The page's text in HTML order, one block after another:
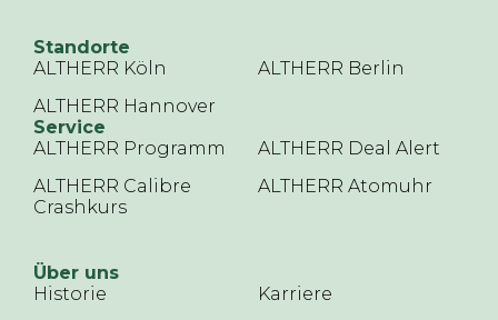
Standorte
ALTHERR Köln
ALTHERR Berlin
ALTHERR Hannover
Service
ALTHERR Programm
ALTHERR Deal Alert
ALTHERR Calibre
Crashkurs
ALTHERR Atomuhr
Über uns
Historie
Karriere